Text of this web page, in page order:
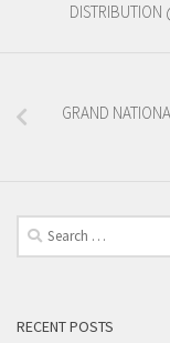
DISTRIBUTION
GRAND
Search
for:
RECENT POSTS